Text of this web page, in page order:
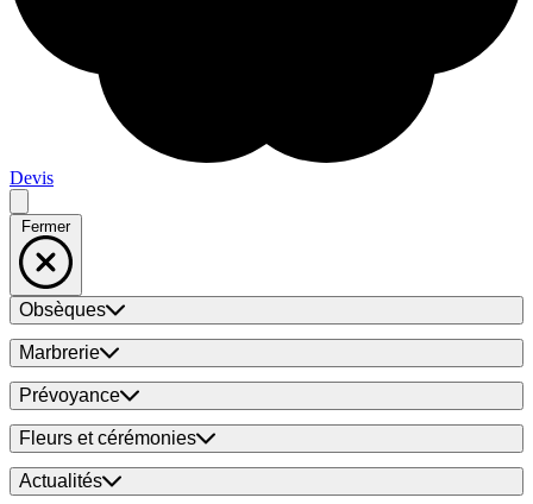
Devis
Fermer
Obsèques
Marbrerie
Prévoyance
Fleurs et cérémonies
Actualités